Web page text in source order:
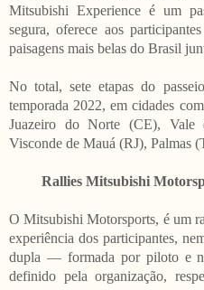
Mitsubishi Experience é um
segura, oferece aos
paisagens mais belas do Brasil
No total, sete etapas do
temporada 2022, em cidades
Juazeiro do Norte (CE),
Visconde de Mauá (RJ), Palmas
Rallies Mitsubishi
O Mitsubishi Motorsports, é um
experiência dos participantes,
dupla ― formada por piloto e
definido pela organização,